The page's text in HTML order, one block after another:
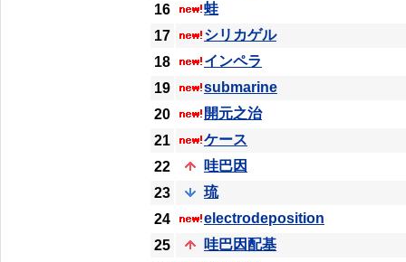
16
蛙
17
シリカゲル
18
インペラ
19
submarine
20
開元之治
21
ケース
22
哇巴因
23
琉
24
electrodeposition
25
哇巴因配基